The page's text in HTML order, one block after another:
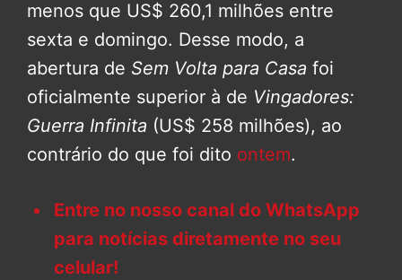
menos que US$ 260,1 milhões entre
sexta e domingo. Desse modo, a
abertura de Sem Volta para Casa foi
oficialmente superior à de Vingadores:
Guerra Infinita (US$ 258 milhões), ao
contrário do que foi dito ontem.
Entre no nosso canal do WhatsApp
para notícias diretamente no seu
celular!